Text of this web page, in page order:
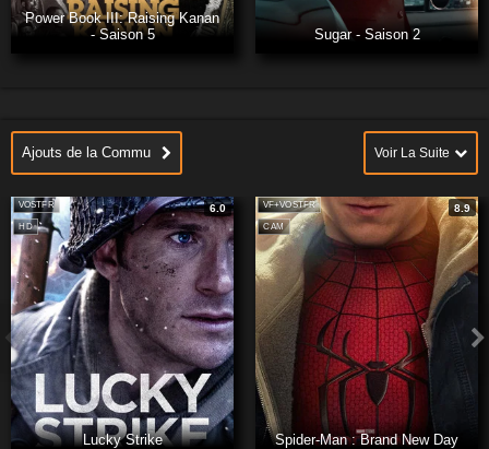
Power Book III: Raising Kanan
- Saison 5
Sugar - Saison 2
Ajouts de la Commu Voir La Suite
Films Séries Documentaires Spectacle
HD
VOSTFR 6.0
Lucky Strike
CAM
VF+VOSTFR 8.9
Spider-Man : Brand New Day